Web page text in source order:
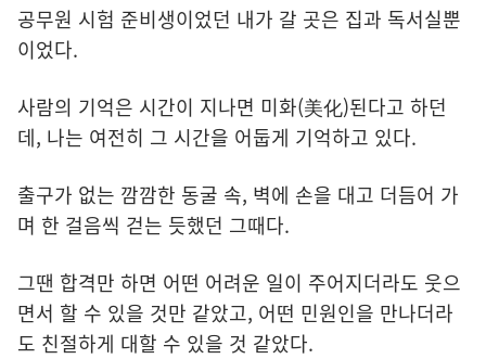
공무원 시험 준비생이었던 내가 갈 곳은 집과 독서실뿐
이었다.
사람의 기억은 시간이 지나면 미화(美化)된다고 하던
데, 나는 여전히 그 시간을 어둡게 기억하고 있다.
출구가 없는 깜깜한 동굴 속, 벽에 손을 대고 더듬어 가
며 한 걸음씩 걷는 듯했던 그때다.
그땐 합격만 하면 어떤 어려운 일이 주어지더라도 웃으
면서 할 수 있을 것만 같았고, 어떤 민원인을 만나더라
도 친절하게 대할 수 있을 것 같았다.